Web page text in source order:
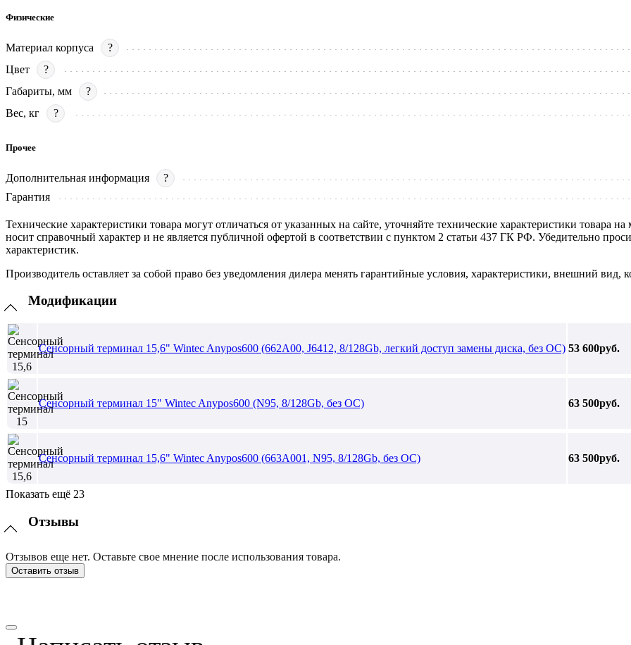
Физические
Материал корпуса
?
Цвет
?
Габариты, мм
?
Вес, кг
?
Прочее
Дополнительная информация
?
Гарантия
Технические характеристики товара могут отличаться от указанных на сайте, уточняйте технические характеристики
носит справочный характер и не является публичной офертой в соответствии с пунктом 2 статьи 437 ГК РФ. Убедительно
характеристик.
Производитель оставляет за собой право без уведомления дилера менять гарантийные условия, характеристики, внешний вид,
Модификации
Сенсорный терминал 15,6" Wintec Anypos600 (662A00, J6412, 8/128Gb, легкий доступ замены диска, без ОС) 53 600руб.
Сенсорный терминал 15" Wintec Anypos600 (N95, 8/128Gb, без ОС) 63 500руб.
Сенсорный терминал 15,6" Wintec Anypos600 (663A001, N95, 8/128Gb, без ОС) 63 500руб.
Показать ещё 23
Отзывы
Отзывов еще нет. Оставьте свое мнение после использования товара.
Оставить отзыв